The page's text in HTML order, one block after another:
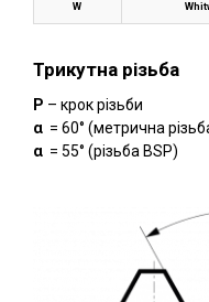
W
Трикутна різьба
P – крок різьби
α= 60° (метрична
α= 55° (різьба BSP)